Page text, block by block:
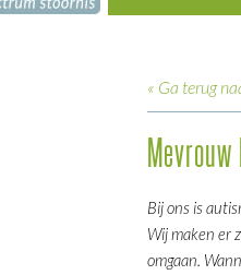
« Ga terug
Mevrouw
Bij ons is
Wij maken er
omgaan.